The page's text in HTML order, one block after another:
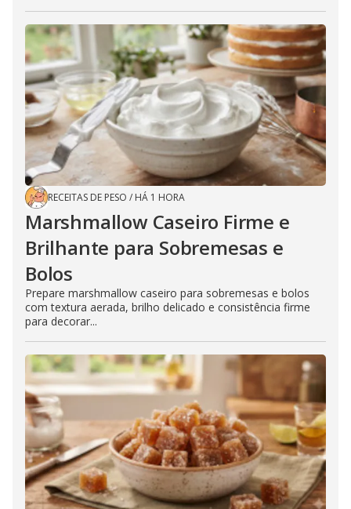
RECEITAS DE PESO / HÁ 1 HORA
Marshmallow Caseiro Firme e
Brilhante para Sobremesas e
Bolos
Prepare marshmallow caseiro para sobremesas e bolos
com textura aerada, brilho delicado e consistência firme
para decorar...